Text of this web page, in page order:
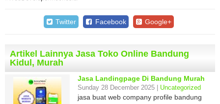
Twitter Facebook Google+
Artikel Lainnya Jasa Toko Online Bandung
Kidul, Murah
Jasa Landingpage Di Bandung Murah
Sunday 28 December 2025 | Uncategorized
jasa buat web company profile bandung